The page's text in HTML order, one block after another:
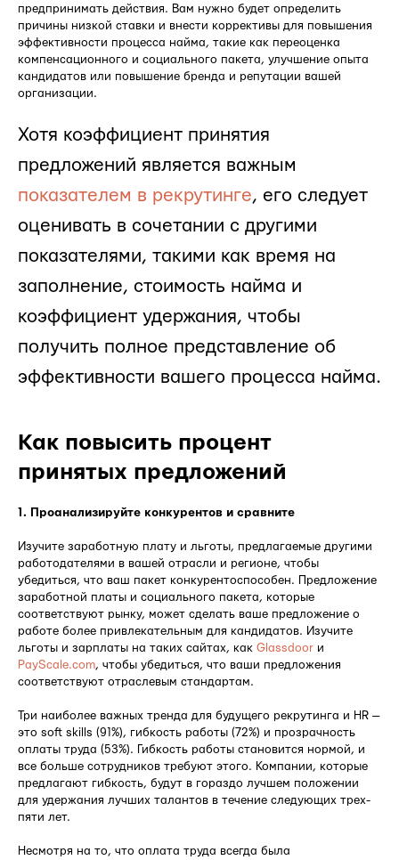
предпринимать действия. Вам нужно будет определить
причины низкой ставки и внести коррективы для повышения
эффективности процесса найма, такие как переоценка
компенсационного и социального пакета, улучшение опыта
кандидатов или повышение бренда и репутации вашей
организации.
Хотя коэффициент принятия
предложений является важным
показателем в рекрутинге, его следует
оценивать в сочетании с другими
показателями, такими как время на
заполнение, стоимость найма и
коэффициент удержания, чтобы
получить полное представление об
эффективности вашего процесса найма.
Как повысить процент
принятых предложений
1. Проанализируйте конкурентов и сравните
Изучите заработную плату и льготы, предлагаемые другими
работодателями в вашей отрасли и регионе, чтобы
убедиться, что ваш пакет конкурентоспособен. Предложение
заработной платы и социального пакета, которые
соответствуют рынку, может сделать ваше предложение о
работе более привлекательным для кандидатов. Изучите
льготы и зарплаты на таких сайтах, как Glassdoor и
PayScale.com, чтобы убедиться, что ваши предложения
соответствуют отраслевым стандартам.
Три наиболее важных тренда для будущего рекрутинга и HR —
это soft skills (91%), гибкость работы (72%) и прозрачность
оплаты труда (53%). Гибкость работы становится нормой, и
все больше сотрудников требуют этого. Компании, которые
предлагают гибкость, будут в гораздо лучшем положении
для удержания лучших талантов в течение следующих трех-
пяти лет.
Несмотря на то, что оплата труда всегда была